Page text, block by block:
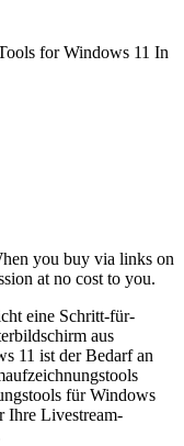
for Windows 11 In
you buy via links on
at no cost to you.
eine Schritt-für-
aus
11 ist der Bedarf an
für Windows
Ihre Livestream-